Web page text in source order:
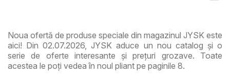
Noua ofertă de produse speciale din magazinul JYSK este
aici! Din 02.07.2026, JYSK aduce un nou catalog și o
serie de oferte interesante și prețuri grozave. Toate
acestea le poți vedea în noul pliant pe paginile 8.